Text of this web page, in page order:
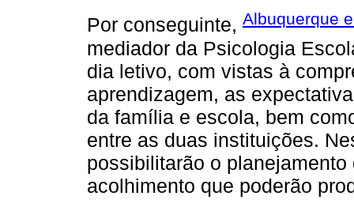
Por conseguinte, Albuquerque
mediador da Psicologia
dia letivo, com vistas à
aprendizagem, as
da família e escola, bem
entre as duas instituições.
possibilitarão o
acolhimento que poderão